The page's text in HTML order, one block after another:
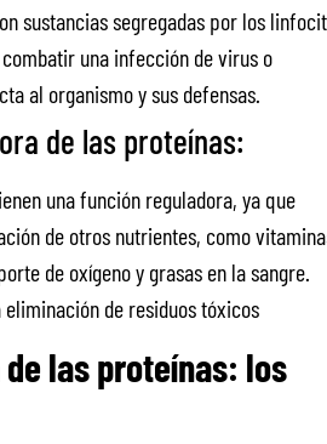
sustancias segregadas por los
una infección de virus o
al organismo y sus defensas.
de las proteínas:
una función reguladora, ya que
de otros nutrientes, como
de oxígeno y grasas en la sangre.
eliminación de residuos tóxicos
las proteínas: los